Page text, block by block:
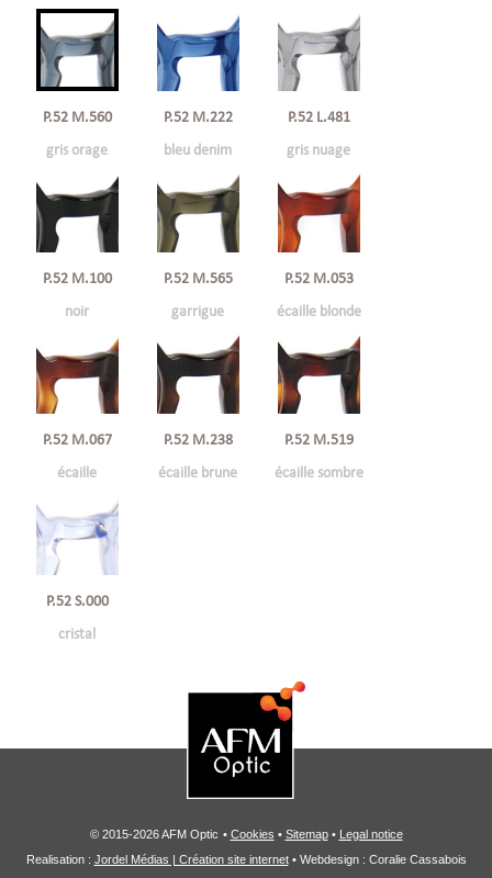
P.52 M.560
gris orage
P.52 M.222
bleu denim
P.52 L.481
gris nuage
P.52 M.100
noir
P.52 M.565
garrigue
P.52 M.053
écaille blonde
P.52 M.067
écaille
P.52 M.238
écaille brune
P.52 M.519
écaille sombre
P.52 S.000
cristal
© 2015-2026 AFM Optic • Cookies • Sitemap• Legal notice
Realisation : Jordel Médias | Création site internet • Webdesign : Coralie Cassabois